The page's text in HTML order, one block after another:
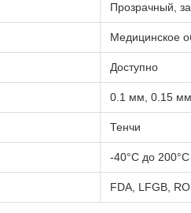
Прозрачный,
Медицинское
Доступно
0.1 мм, 0.15
Тенчи
-40°C до 200°C
FDA, LFGB,